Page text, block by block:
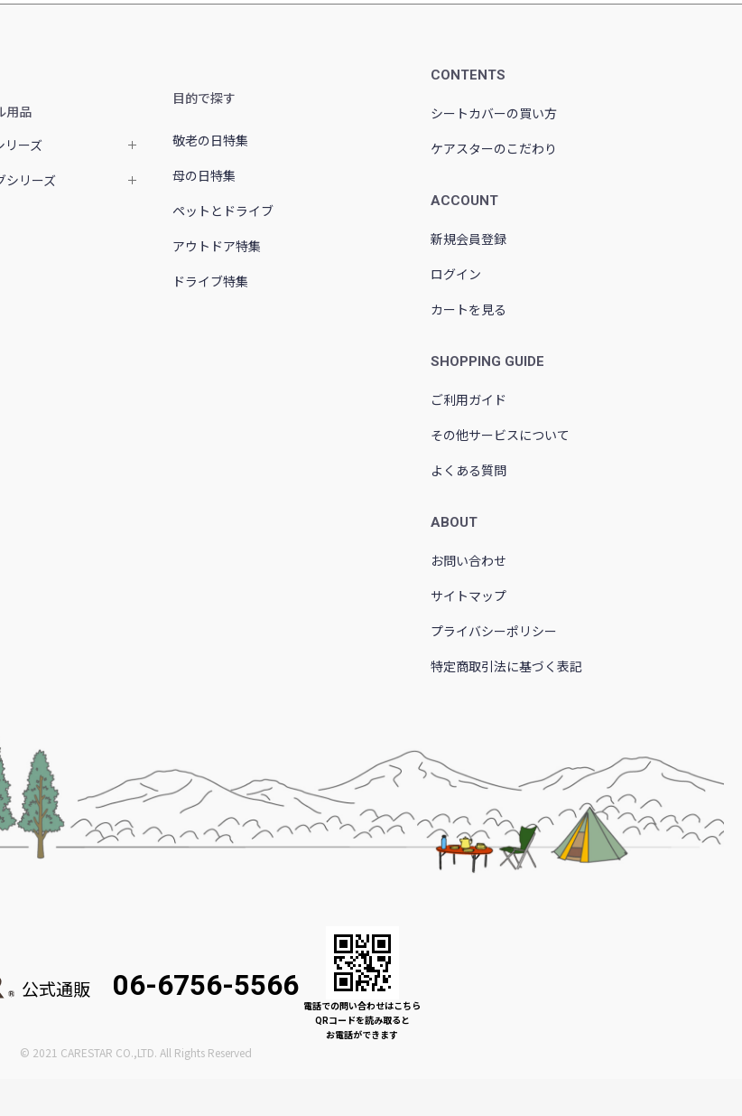
用品
リーズ
シリーズ
目的で探す
敬老の日特集
母の日特集
ペットとドライブ
アウトドア特集
ドライブ特集
CONTENTS
シートカバーの買い方
ケアスターのこだわり
ACCOUNT
新規会員登録
ログイン
カートを見る
SHOPPING GUIDE
ご利用ガイド
その他サービスについて
よくある質問
ABOUT
お問い合わせ
サイトマップ
プライバシーポリシー
特定商取引法に基づく表記
公式通販 06-6756-5566
電話での問い合わせはこちら
QRコードを読み取ると
お電話ができます
© 2021 CARESTAR CO.,LTD. All Rights Reserved